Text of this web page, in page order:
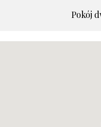
Pokój